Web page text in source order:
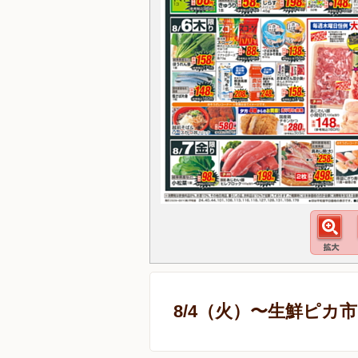
8/4（火）〜生鮮ピカ市